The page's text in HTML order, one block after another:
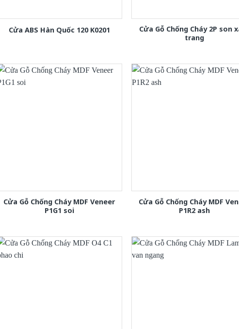
Cửa ABS Hàn Quốc 120 K0201
Cửa Gỗ Chống Cháy 2P son
trang
Cửa Gỗ Chống Cháy MDF Veneer
P1G1 soi
Cửa Gỗ Chống Cháy MDF
P1R2 ash